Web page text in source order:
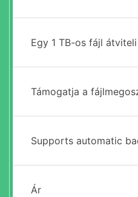
Egy 1 TB-os fájl
Támogatja a
Supports automatic
Ár